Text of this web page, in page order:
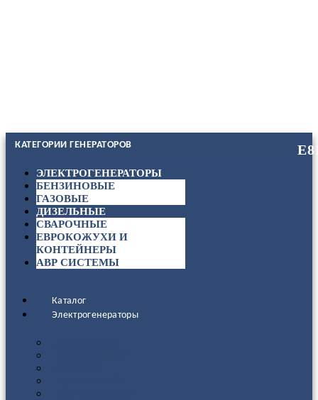
КАТЕГОРИИ ГЕНЕРАТОРОВ
ЭЛЕКТРОГЕНЕРАТОРЫ
БЕНЗИНОВЫЕ
ГАЗОВЫЕ
ДИЗЕЛЬНЫЕ
СВАРОЧНЫЕ
ЕВРОКОЖУХИ И
КОНТЕЙНЕРЫ
АВР СИСТЕМЫ
Каталог
Электрогенераторы